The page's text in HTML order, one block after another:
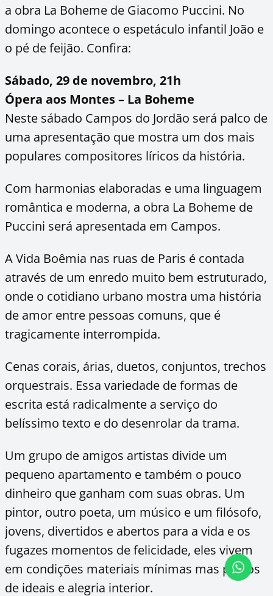
a obra La Boheme de Giacomo Puccini. No
domingo acontece o espetáculo infantil João e
o pé de feijão. Confira:
Sábado, 29 de novembro, 21h
Ópera aos Montes – La Boheme
Neste sábado Campos do Jordão será palco de
uma apresentação que mostra um dos mais
populares compositores líricos da história.
Com harmonias elaboradas e uma linguagem
romântica e moderna, a obra La Boheme de
Puccini será apresentada em Campos.
A Vida Boêmia nas ruas de Paris é contada
através de um enredo muito bem estruturado,
onde o cotidiano urbano mostra uma história
de amor entre pessoas comuns, que é
tragicamente interrompida.
Cenas corais, árias, duetos, conjuntos, trechos
orquestrais. Essa variedade de formas de
escrita está radicalmente a serviço do
belíssimo texto e do desenrolar da trama.
Um grupo de amigos artistas divide um
pequeno apartamento e também o pouco
dinheiro que ganham com suas obras. Um
pintor, outro poeta, um músico e um filósofo,
jovens, divertidos e abertos para a vida e os
fugazes momentos de felicidade, eles vivem
em condições materiais mínimas mas plenos
de ideais e alegria interior.